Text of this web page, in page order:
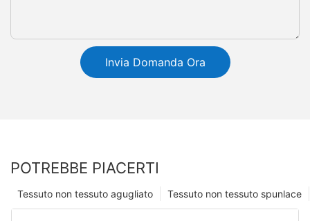
Invia Domanda Ora
POTREBBE PIACERTI
Tessuto non tessuto spunlace
Tessuto non tessuto agugliato